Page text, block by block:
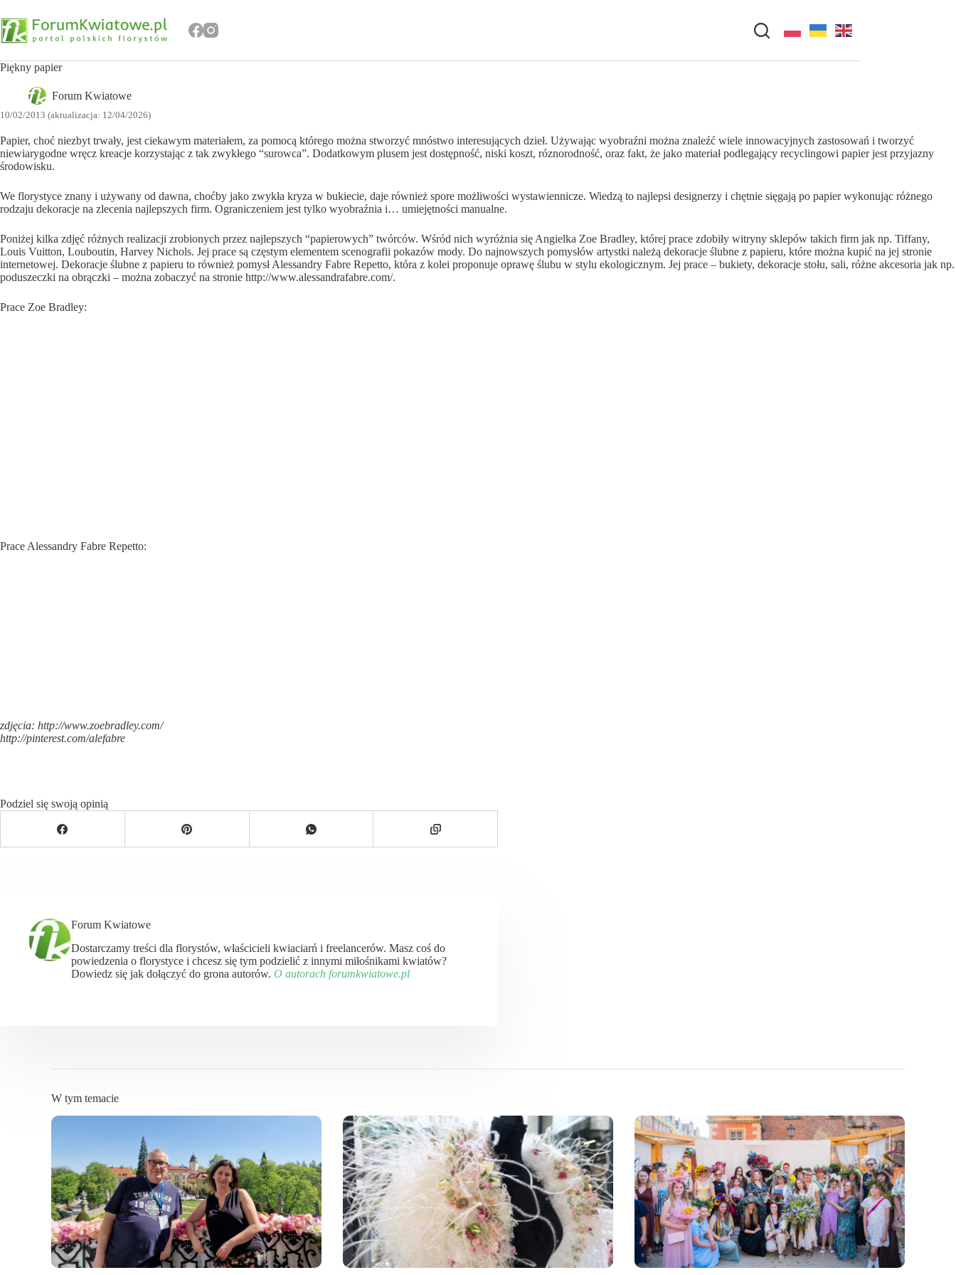
do
treści
Piękny papier
Forum Kwiatowe
10/02/2013 (aktualizacja: 12/04/2026)
Papier, choć niezbyt trwały, jest ciekawym materiałem, za pomocą którego można stworzyć mnóstwo interesujących dzieł. Używając wyobraźni można znaleźć wiele innowacyjnych zastosowań i tworzyć
niewiarygodne wręcz kreacje korzystając z tak zwykłego “surowca”. Dodatkowym plusem jest dostępność, niski koszt, róznorodność, oraz fakt, że jako materiał podlegający recyclingowi papier jest przyjazny
środowisku.
We florystyce znany i używany od dawna, choćby jako zwykła kryza w bukiecie, daje również spore możliwości wystawiennicze. Wiedzą to najlepsi designerzy i chętnie sięgają po papier wykonując różnego
rodzaju dekoracje na zlecenia najlepszych firm. Ograniczeniem jest tylko wyobraźnia i… umiejętności manualne.
Poniżej kilka zdjęć różnych realizacji zrobionych przez najlepszych “papierowych” twórców. Wśród nich wyróżnia się Angielka Zoe Bradley, której prace zdobiły witryny sklepów takich firm jak np. Tiffany,
Louis Vuitton, Louboutin, Harvey Nichols. Jej prace są częstym elementem scenografii pokazów mody. Do najnowszych pomysłów artystki należą dekoracje ślubne z papieru, które można kupić na jej stronie
internetowej. Dekoracje ślubne z papieru to również pomysł Alessandry Fabre Repetto, która z kolei proponuje oprawę ślubu w stylu ekologicznym. Jej prace – bukiety, dekoracje stołu, sali, różne akcesoria jak np.
poduszeczki na obrączki – można zobaczyć na stronie http://www.alessandrafabre.com/.
Prace Zoe Bradley:
Prace Alessandry Fabre Repetto:
zdjęcia: http://www.zoebradley.com/
http://pinterest.com/alefabre
Podziel się swoją opinią
Forum Kwiatowe
Dostarczamy treści dla florystów, właścicieli kwiaciarń i freelancerów. Masz coś do
powiedzenia o florystyce i chcesz się tym podzielić z innymi miłośnikami kwiatów?
Dowiedz się jak dołączyć do grona autorów. O autorach forumkwiatowe.pl
W tym temacie